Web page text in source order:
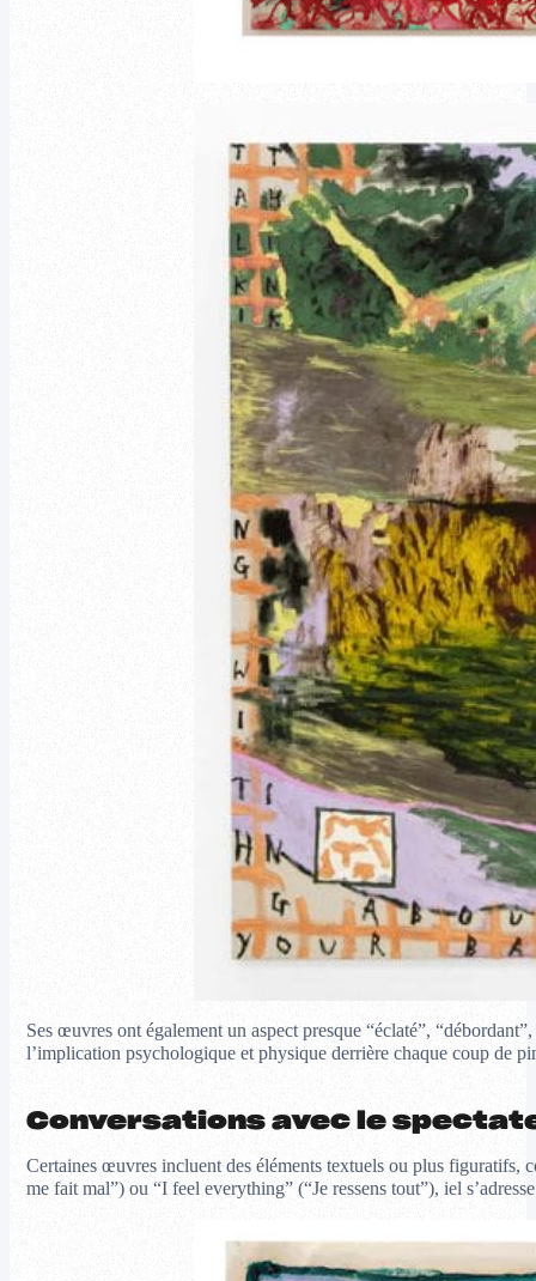
Ses œuvres ont également un aspect presque “éclaté”,
l’implication psychologique et physique derrière chaque coup de
Conversations avec le
Certaines œuvres incluent des éléments textuels ou plus figuratifs,
me fait mal”) ou “I feel everything” (“Je ressens tout”), iel